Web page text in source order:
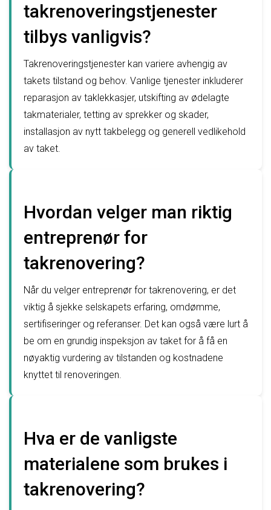
takrenoveringstjenester
tilbys vanligvis?
Takrenoveringstjenester kan variere avhengig av
takets tilstand og behov. Vanlige tjenester inkluderer
reparasjon av taklekkasjer, utskifting av ødelagte
takmaterialer, tetting av sprekker og skader,
installasjon av nytt takbelegg og generell vedlikehold
av taket.
Hvordan velger man riktig
entreprenør for
takrenovering?
Når du velger entreprenør for takrenovering, er det
viktig å sjekke selskapets erfaring, omdømme,
sertifiseringer og referanser. Det kan også være lurt å
be om en grundig inspeksjon av taket for å få en
nøyaktig vurdering av tilstanden og kostnadene
knyttet til renoveringen.
Hva er de vanligste
materialene som brukes i
takrenovering?